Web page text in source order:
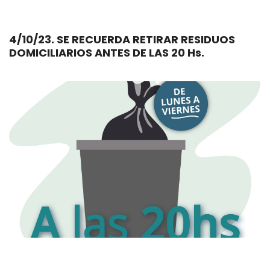
4/10/23. SE RECUERDA RETIRAR RESIDUOS
DOMICILIARIOS ANTES DE LAS 20 Hs.